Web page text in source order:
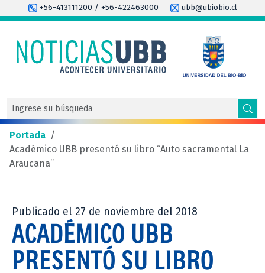
+56-413111200 / +56-422463000 ubb@ubiobio.cl
Portada /
Académico UBB presentó su libro “Auto sacramental La
Araucana”
Publicado el 27 de noviembre del 2018
ACADÉMICO UBB
PRESENTÓ SU LIBRO